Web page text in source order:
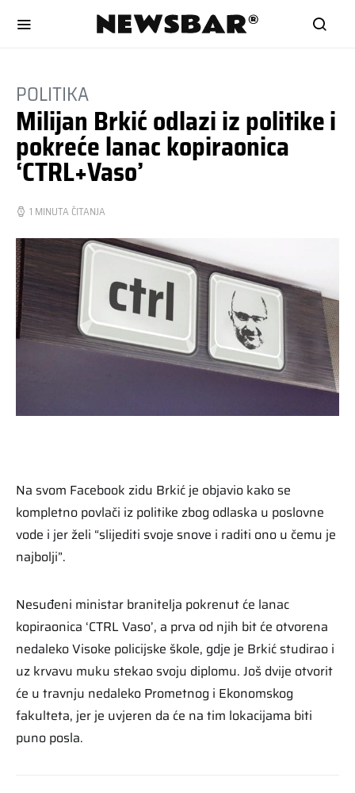
POLITIKA
Milijan Brkić odlazi iz politike i
pokreće lanac kopiraonica
‘CTRL+Vaso’
1 MINUTA ČITANJA
Na svom Facebook zidu Brkić je objavio kako se
kompletno povlači iz politike zbog odlaska u poslovne
vode i jer želi “slijediti svoje snove i raditi ono u čemu je
najbolji”.
Nesuđeni ministar branitelja pokrenut će lanac
kopiraonica ‘CTRL Vaso’, a prva od njih bit će otvorena
nedaleko Visoke policijske škole, gdje je Brkić studirao i
uz krvavu muku stekao svoju diplomu. Još dvije otvorit
će u travnju nedaleko Prometnog i Ekonomskog
fakulteta, jer je uvjeren da će na tim lokacijama biti
puno posla.